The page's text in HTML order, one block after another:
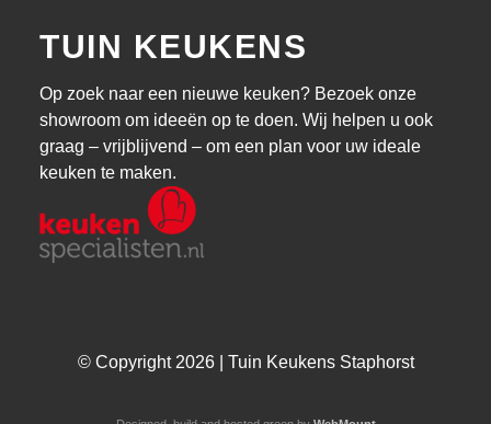
TUIN KEUKENS
Op zoek naar een nieuwe keuken? Bezoek onze
showroom om ideeën op te doen. Wij helpen u ook
graag – vrijblijvend – om een plan voor uw ideale
keuken te maken.
© Copyright 2026 | Tuin Keukens Staphorst